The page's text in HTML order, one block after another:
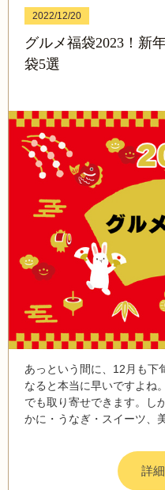
2022/12/20
グルメ福袋2023！新
袋5選
あっという間に、12月も下
なると本当に早いですよね
でも取り寄せできます。し
かに・うなぎ・スイーツ、
詳